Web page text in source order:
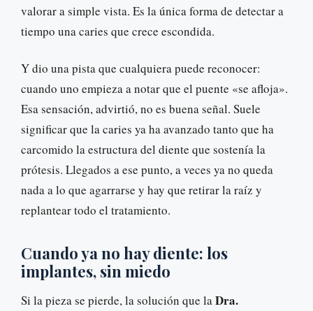
valorar a simple vista. Es la única forma de detectar a
tiempo una caries que crece escondida.
Y dio una pista que cualquiera puede reconocer:
cuando uno empieza a notar que el puente «se afloja».
Esa sensación, advirtió, no es buena señal. Suele
significar que la caries ya ha avanzado tanto que ha
carcomido la estructura del diente que sostenía la
prótesis. Llegados a ese punto, a veces ya no queda
nada a lo que agarrarse y hay que retirar la raíz y
replantear todo el tratamiento.
Cuando ya no hay diente: los
implantes, sin miedo
Si la pieza se pierde, la solución que laDra.